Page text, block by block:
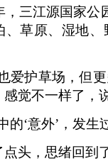
，三江源国家公
、草原、湿地
爱护草场，但
感觉不一样了，
的‘意外’，发生
点头，思绪回到